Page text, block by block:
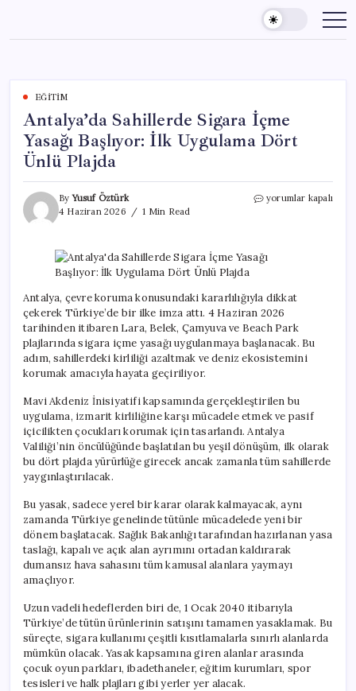
content
EĞITIM
Antalya’da Sahillerde Sigara İçme
Yasağı Başlıyor: İlk Uygulama Dört
Ünlü Plajda
ByYusuf Öztürk
4 Haziran 2026
1 Min Read
Antalya’da
Başlıyor:
Uygulama
Dört
Ünlü
Plajda
için
yorumlar kapalı
Antalya, çevre koruma konusundaki kararlılığıyla dikkat
çekerek Türkiye’de bir ilke imza attı. 4 Haziran 2026
tarihinden itibaren Lara, Belek, Çamyuva ve Beach Park
plajlarında sigara içme yasağı uygulanmaya başlanacak. Bu
adım, sahillerdeki kirliliği azaltmak ve deniz ekosistemini
korumak amacıyla hayata geçiriliyor.
Mavi Akdeniz İnisiyatifi kapsamında gerçekleştirilen bu
uygulama, izmarit kirliliğine karşı mücadele etmek ve pasif
içicilikten çocukları korumak için tasarlandı. Antalya
Valiliği’nin öncülüğünde başlatılan bu yeşil dönüşüm, ilk olarak
bu dört plajda yürürlüğe girecek ancak zamanla tüm sahillerde
yaygınlaştırılacak.
Bu yasak, sadece yerel bir karar olarak kalmayacak, aynı
zamanda Türkiye genelinde tütünle mücadelede yeni bir
dönem başlatacak. Sağlık Bakanlığı tarafından hazırlanan yasa
taslağı, kapalı ve açık alan ayrımını ortadan kaldırarak
dumansız hava sahasını tüm kamusal alanlara yaymayı
amaçlıyor.
Uzun vadeli hedeflerden biri de, 1 Ocak 2040 itibarıyla
Türkiye’de tütün ürünlerinin satışını tamamen yasaklamak. Bu
süreçte, sigara kullanımı çeşitli kısıtlamalarla sınırlı alanlarda
mümkün olacak. Yasak kapsamına giren alanlar arasında
çocuk oyun parkları, ibadethaneler, eğitim kurumları, spor
tesisleri ve halk plajları gibi yerler yer alacak.